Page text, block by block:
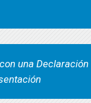
una Declaración